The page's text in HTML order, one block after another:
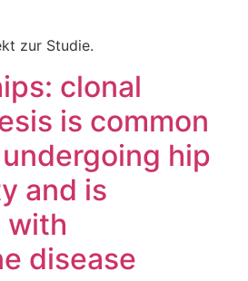
zur Studie.
clonal
is common
hip
and is
with
disease